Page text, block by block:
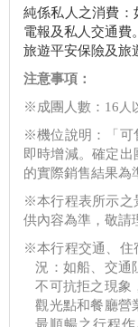
純係私人之消費：
電報及私人交通費。
旅遊平安保險及旅
注意事項：
※成團人數：16 人
※機位說明：「可
即時增減。確定
的實際銷售結果為
※本行程表所示之
供內容為準，敬請
※本行程交通、住
況：如船、交通
不可抗拒之現象
觀光點和餐廳營